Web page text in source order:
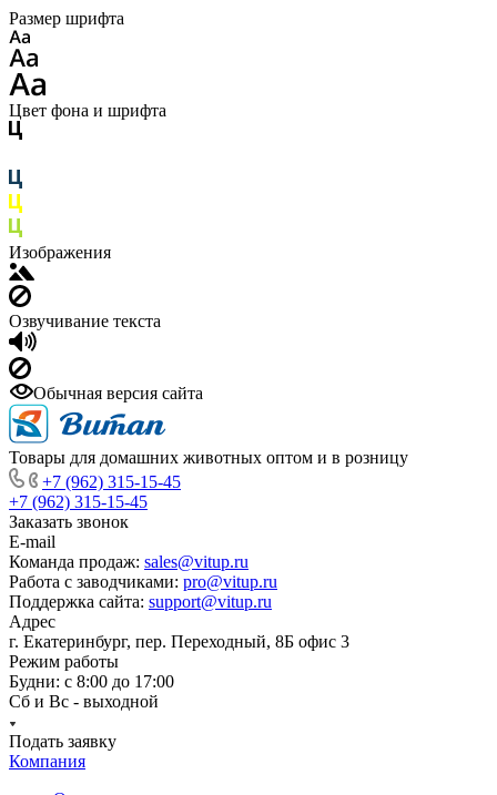
Размер шрифта
Цвет фона и шрифта
Изображения
Озвучивание текста
Обычная версия сайта
Товары для домашних животных оптом и в розницу
+7 (962) 315-15-45
+7 (962) 315-15-45
Заказать звонок
E-mail
Команда продаж: sales@vitup.ru
Работа с заводчиками: pro@vitup.ru
Поддержка сайта: support@vitup.ru
Адрес
г. Екатеринбург, пер. Переходный, 8Б офис 3
Режим работы
Будни: с 8:00 до 17:00
Сб и Вс - выходной
Подать заявку
Компания